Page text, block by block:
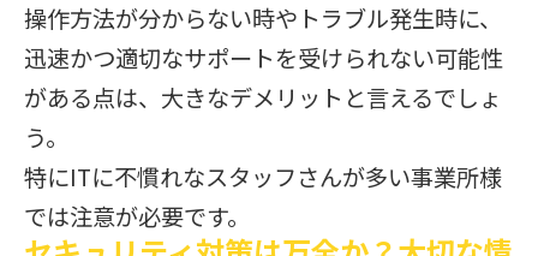
操作方法が分からない時やトラブル発生時に、
迅速かつ適切なサポートを受けられない可能性
がある点は、大きなデメリットと言えるでしょ
う。
特にITに不慣れなスタッフさんが多い事業所様
では注意が必要です。